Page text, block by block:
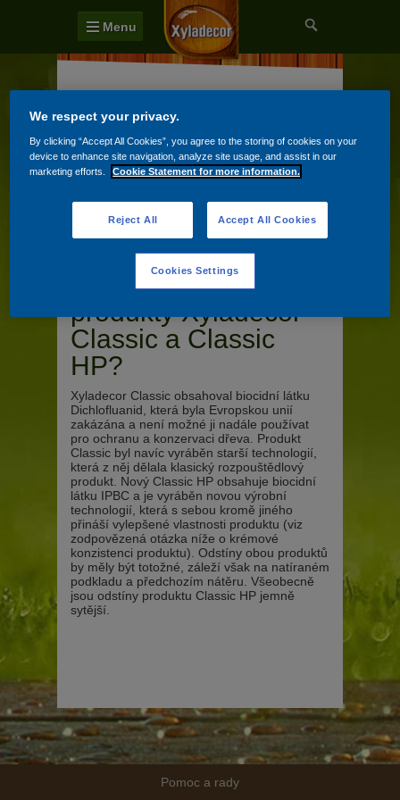
Menu
Pomoc a rady
Nejčastější otázky
Zeptejte se našeho Experta
Jaký je rozdíl mezi
produkty Xyladecor
Classic a Classic
HP?
Xyladecor Classic obsahoval biocidní látku
Dichlofluanid, která byla Evropskou unií
zakázána a není možné ji nadále používat
pro ochranu a konzervaci dřeva. Produkt
Classic byl navíc vyráběn starší technologií,
která z něj dělala klasický rozpouštědlový
produkt. Nový Classic HP obsahuje biocidní
látku IPBC a je vyráběn novou výrobní
technologií, která s sebou kromě jiného
přináší vylepšené vlastnosti produktu (viz
zodpovězená otázka níže o krémové
konzistenci produktu). Odstíny obou produktů
by měly být totožné, záleží však na natíraném
podkladu a předchozím nátěru. Všeobecně
jsou odstíny produktu Classic HP jemně
sytější.
Pomoc a rady
We respect your privacy.
By clicking “Accept All Cookies”, you agree to the storing of cookies on your
device to enhance site navigation, analyze site usage, and assist in our
marketing efforts.
Cookie Statement for more information.
Reject All Accept All Cookies
Cookies Settings